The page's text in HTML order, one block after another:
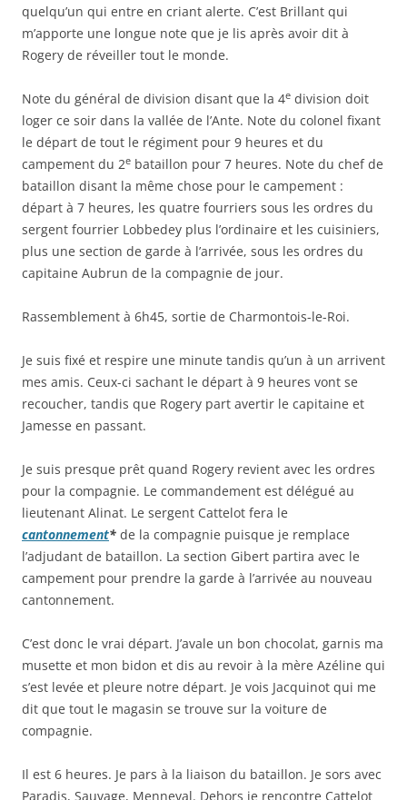
quelqu’un qui entre en criant alerte. C’est Brillant qui
m’apporte une longue note que je lis après avoir dit à
Rogery de réveiller tout le monde.
Note du général de division disant que la 4e division doit
loger ce soir dans la vallée de l’Ante. Note du colonel fixant
le départ de tout le régiment pour 9 heures et du
campement du 2e bataillon pour 7 heures. Note du chef de
bataillon disant la même chose pour le campement :
départ à 7 heures, les quatre fourriers sous les ordres du
sergent fourrier Lobbedey plus l’ordinaire et les cuisiniers,
plus une section de garde à l’arrivée, sous les ordres du
capitaine Aubrun de la compagnie de jour.
Rassemblement à 6h45, sortie de Charmontois-le-Roi.
Je suis fixé et respire une minute tandis qu’un à un arrivent
mes amis. Ceux-ci sachant le départ à 9 heures vont se
recoucher, tandis que Rogery part avertir le capitaine et
Jamesse en passant.
Je suis presque prêt quand Rogery revient avec les ordres
pour la compagnie. Le commandement est délégué au
lieutenant Alinat. Le sergent Cattelot fera le
cantonnement* de la compagnie puisque je remplace
l’adjudant de bataillon. La section Gibert partira avec le
campement pour prendre la garde à l’arrivée au nouveau
cantonnement.
C’est donc le vrai départ. J’avale un bon chocolat, garnis ma
musette et mon bidon et dis au revoir à la mère Azéline qui
s’est levée et pleure notre départ. Je vois Jacquinot qui me
dit que tout le magasin se trouve sur la voiture de
compagnie.
Il est 6 heures. Je pars à la liaison du bataillon. Je sors avec
Paradis, Sauvage, Menneval. Dehors je rencontre Cattelot